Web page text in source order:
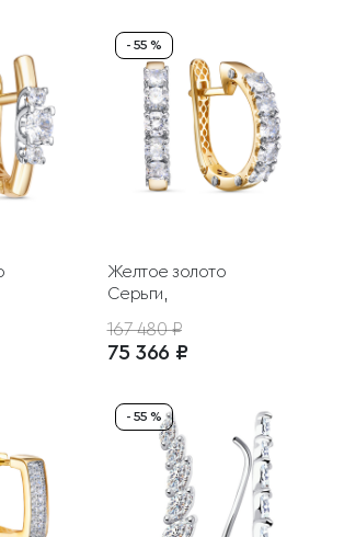
- 55 %
Желтое золото
Серьги,
167 480 ₽
75 366 ₽
- 55 %